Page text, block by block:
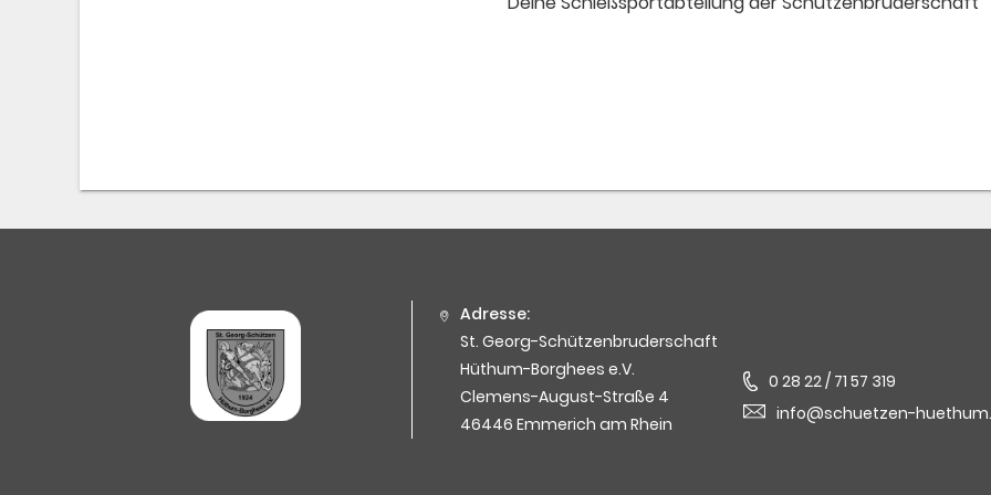
Adresse:
St. Georg-Schützenbruderschaft
Hüthum-Borghees e.V.
Clemens-August-Straße 4
46446 Emmerich am Rhein
0 28 22 / 71 57 319
info@schuetzen-